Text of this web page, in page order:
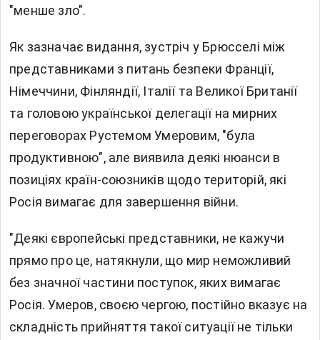
"менше зло".
Як зазначає видання, зустріч у Брюсселі між
представниками з питань безпеки Франції,
Німеччини, Фінляндії, Італії та Великої Британії
та головою української делегації на мирних
переговорах Рустемом Умеровим, "була
продуктивною", але виявила деякі нюанси в
позиціях країн-союзників щодо територій, які
Росія вимагає для завершення війни.
"Деякі європейські представники, не кажучи
прямо про це, натякнули, що мир неможливий
без значної частини поступок, яких вимагає
Росія. Умеров, своєю чергою, постійно вказує на
складність прийняття такої ситуації не тільки